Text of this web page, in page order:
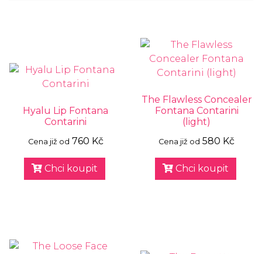
Hyalu Lip Fontana
Contarini
Cena již od 760 Kč
Chci koupit
The Flawless Concealer
Fontana Contarini
(light)
Cena již od 580 Kč
Chci koupit